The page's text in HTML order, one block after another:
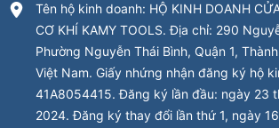
Tên hộ kinh doanh: HỘ KINH DOANH
CƠ KHÍ KAMY TOOLS. Địa chỉ: 290
Phường Nguyễn Thái Bình, Quận 1,
Việt Nam. Giấy nhứng nhận đăng ký hộ
41A8054415. Đăng ký lần đầu: ngày 23
2024. Đăng ký thay đổi lần thứ 1, ngày